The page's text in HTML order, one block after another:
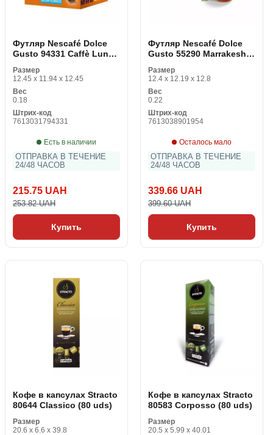
Футляр Nescafé Dolce
Gusto 94331 Caffè Lungo
Размер
12.45 x 11.94 x 12.45
Вес
0.18
Штрих-код
7613031794331
Есть в наличии
ОТПРАВКА В ТЕЧЕНИЕ
24/48 ЧАСОВ
215.75 UAH
253.82 UAH
Купить
Футляр Nescafé Dolce
Gusto 55290 Marrakesh
Размер
12.4 x 12.19 x 12.8
Вес
0.22
Штрих-код
7613038901954
Осталось мало
ОТПРАВКА В ТЕЧЕНИЕ
24/48 ЧАСОВ
339.66 UAH
399.60 UAH
Купить
Кофе в капсулах Stracto
80644 Classico (80 uds)
Размер
20.6 x 6.6 x 39.8
Кофе в капсулах Stracto
80583 Corposso (80 uds)
Размер
20.5 x 5.99 x 40.01